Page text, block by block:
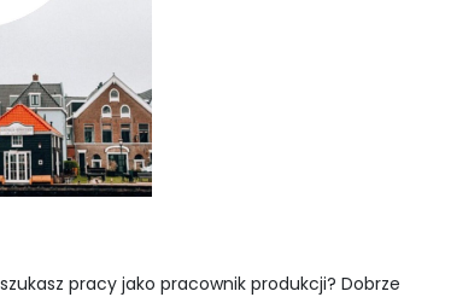
pracy jako pracownik produkcji? Dobrze